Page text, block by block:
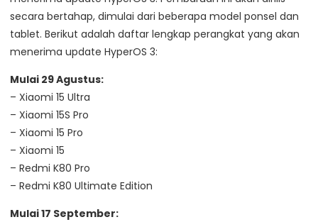
secara bertahap, dimulai dari beberapa model ponsel dan
tablet. Berikut adalah daftar lengkap perangkat yang akan
menerima update HyperOS 3:
Mulai 29 Agustus:
– Xiaomi 15 Ultra
– Xiaomi 15S Pro
– Xiaomi 15 Pro
– Xiaomi 15
– Redmi K80 Pro
– Redmi K80 Ultimate Edition
Mulai 17 September: